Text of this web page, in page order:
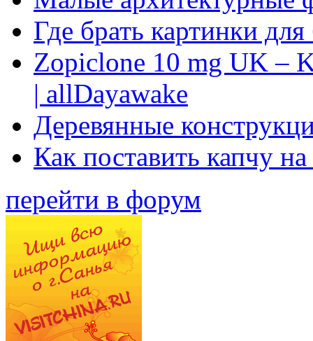
Где брать картинки
Zopiclone 10 mg UK –
| allDayawake
Деревянные
Как поставить капчу
перейти в форум